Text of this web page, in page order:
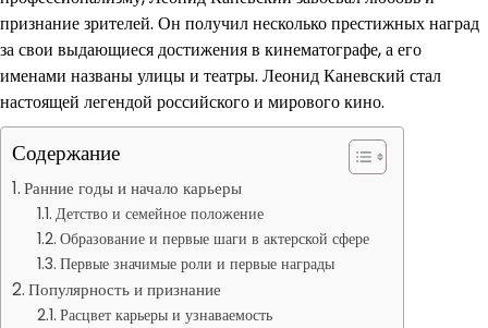
признание зрителей. Он получил несколько престижных наград
за свои выдающиеся достижения в кинематографе, а его
именами названы улицы и театры. Леонид Каневский стал
настоящей легендой российского и мирового кино.
Содержание
Ранние годы и начало карьеры
Детство и семейное положение
Образование и первые шаги в актерской сфере
Первые значимые роли и первые награды
Популярность и признание
Расцвет карьеры и узнаваемость